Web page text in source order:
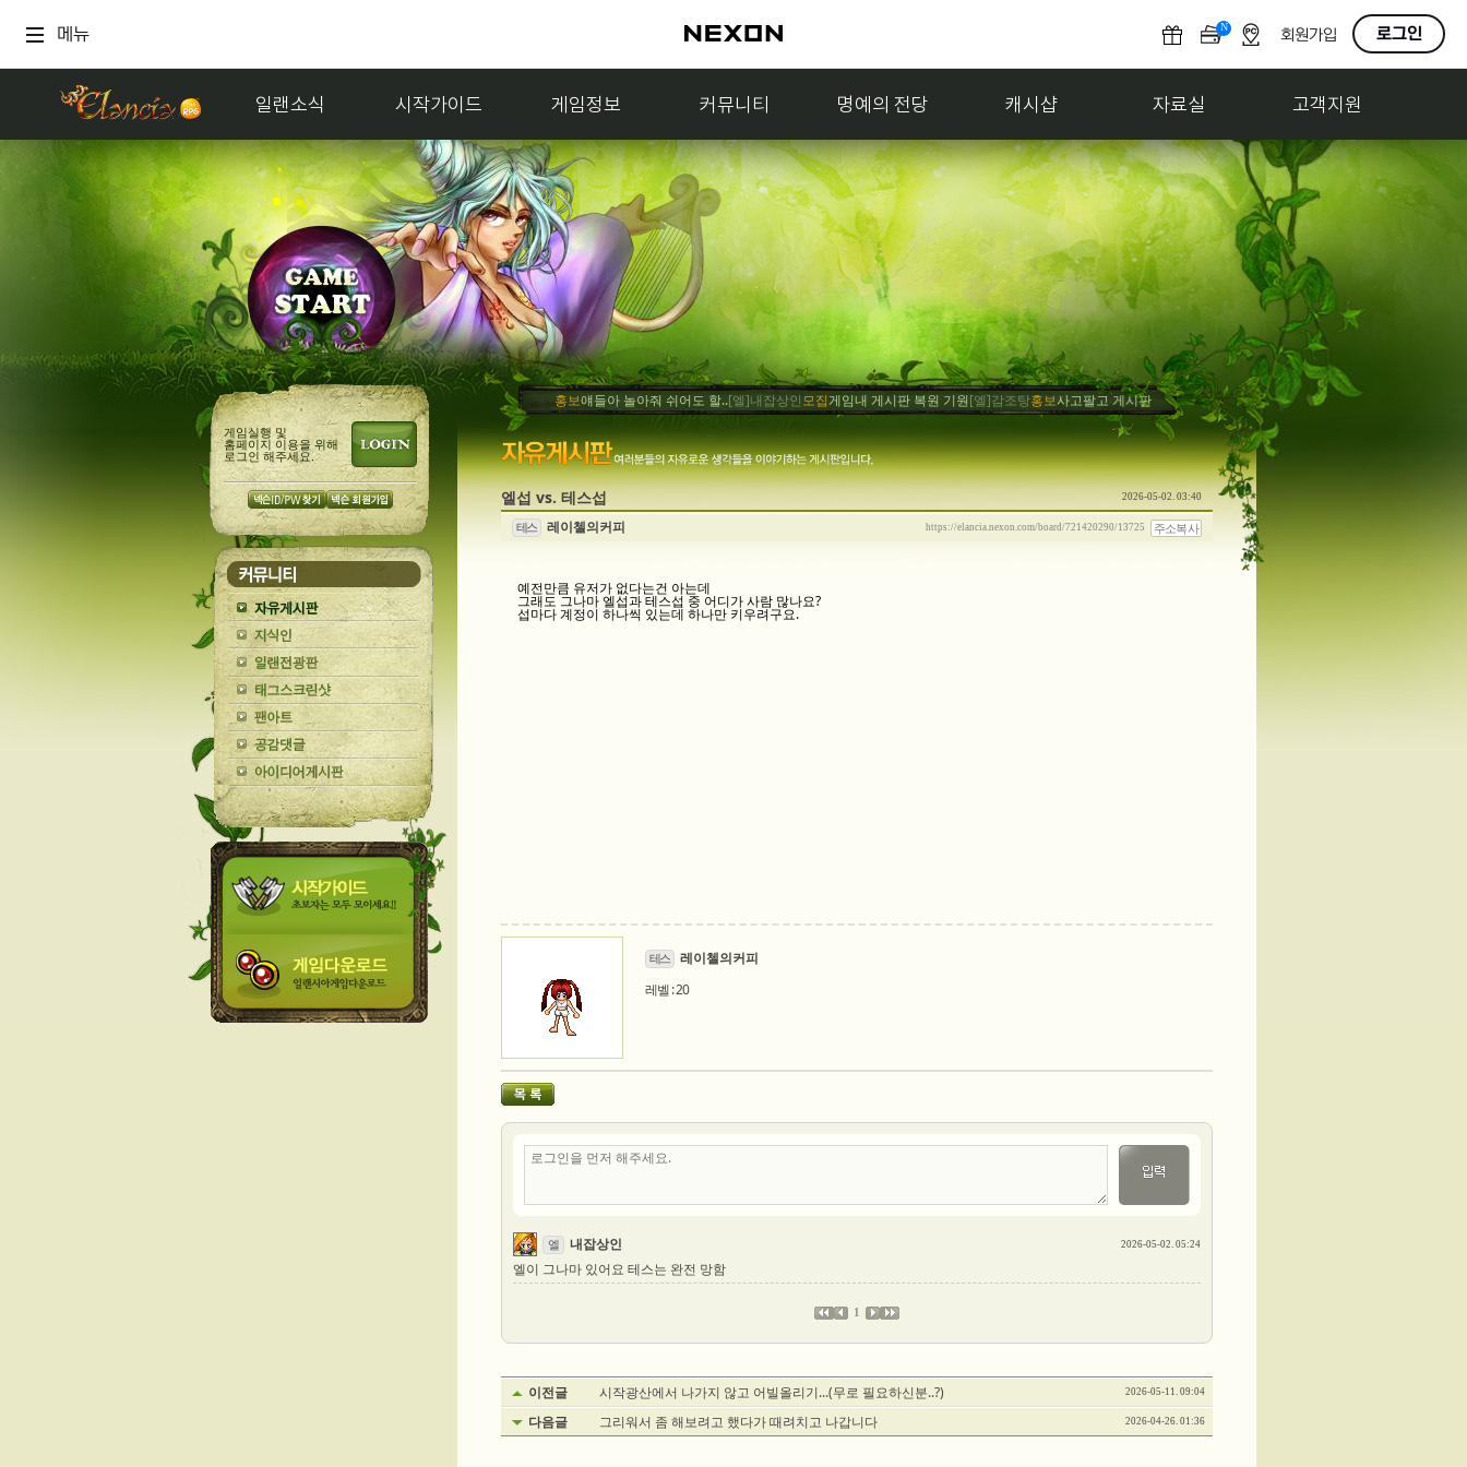
메뉴 N
F
회원가입 로그인
일랜소식 시작가이드 게임정보 커뮤니티 명예의 전당 캐시샵 자료실 고객지원
게임실행 및
홈페이지 이용을 위해
로그인 해주세요.
얘들아 놀아줘 쉬어도 할..[엘]내잡상인모집게임내 게시판 복원 기원 [엘]감조탕홍보사고팔고 게시판 살려내[엘]감조탕축하게시판 복구 기원[엘]감조탕
엘섭 vs. 테스섭 2026-05-02. 03:40
테스 레이첼의커피 https://elancia.nexon.com/board/721420290/13725 주소복사
예전만큼 유저가 없다는건 아는데
그래도 그나마 엘섭과 테스섭 중 어디가 사람 많나요?
섭마다 계정이 하나씩 있는데 하나만 키우려구요.
테스
레이첼의커피
레벨 : 20
엘 내잡상인 2026-05-02. 05:24
엘이 그나마 있어요 테스는 완전 망함
1
이전글 시작광산에서 나가지 않고 어빌올리기...(무로 필요하신분..?) 2026-05-11. 09:04
다음글 그리워서 좀 해보려고 했다가 때려치고 나갑니다 2026-04-26. 01:36